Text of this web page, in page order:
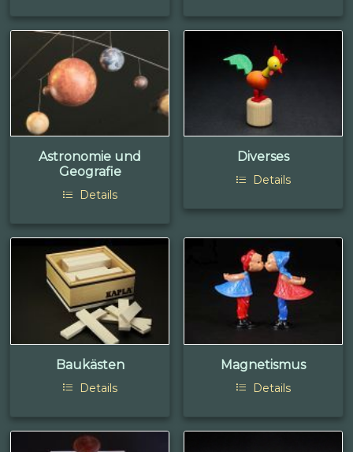
Astronomie und
Geografie
Details
Diverses
Details
Baukästen
Details
Magnetismus
Details